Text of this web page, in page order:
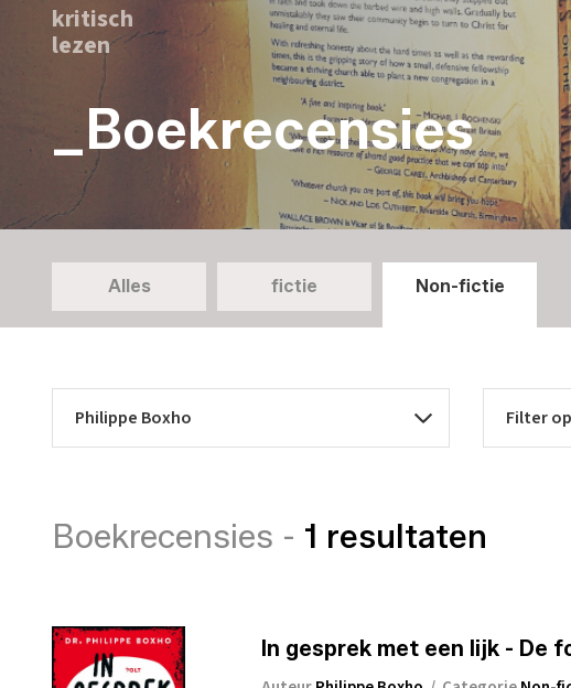
kritisch
lezen
_Boekrecensies
Alles fictie Non-fictie
Boekrecensies - 1 resultaten
In gesprek met een lijk - De